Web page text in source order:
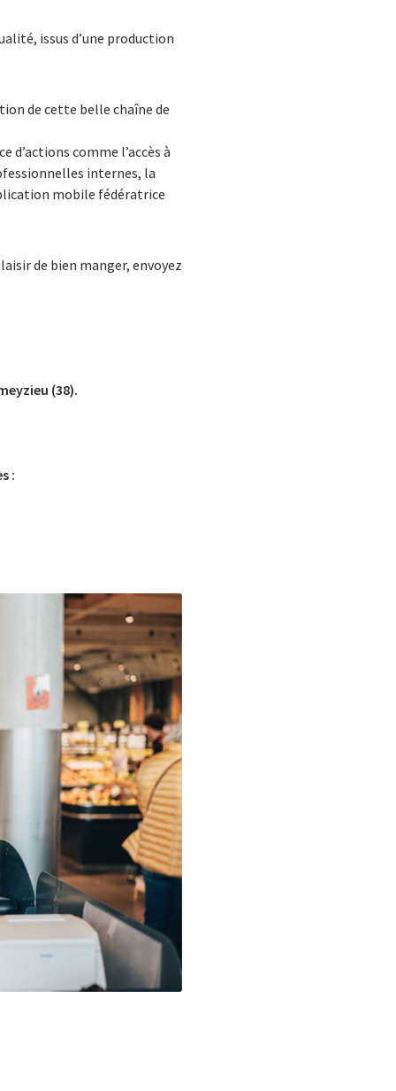
issus d’une production
de cette belle chaîne de
d’actions comme l’accès à
internes, la
mobile fédératrice
de bien manger, envoyez
(38).
: